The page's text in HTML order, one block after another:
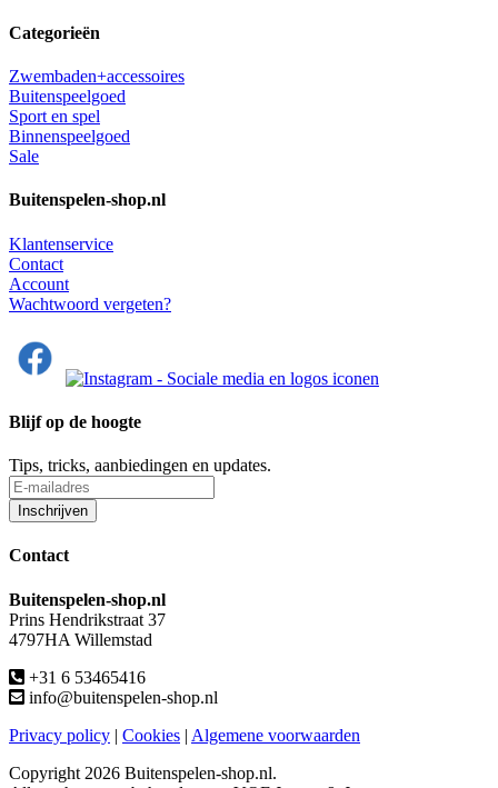
Categorieën
Zwembaden+accessoires
Buitenspeelgoed
Sport en spel
Binnenspeelgoed
Sale
Buitenspelen-shop.nl
Klantenservice
Contact
Account
Wachtwoord vergeten?
Blijf op de hoogte
Tips, tricks, aanbiedingen en updates.
Contact
Buitenspelen-shop.nl
Prins Hendrikstraat 37
4797HA Willemstad
+31 6 53465416
info@buitenspelen-shop.nl
Privacy policy | Cookies | Algemene voorwaarden
Copyright 2026 Buitenspelen-shop.nl.